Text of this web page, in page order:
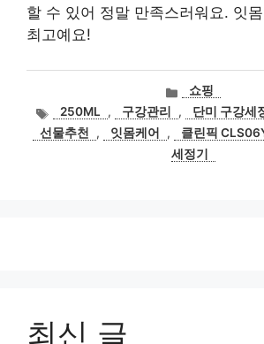
할 수 있어 정말 만족스러워요. 잇
최고예요!
카
테
고
리
쇼핑
태
그
250ML , 구강관리 , 단미 구강세
선물추천
, 잇몸케어 , 클린픽
세정기
최신 글